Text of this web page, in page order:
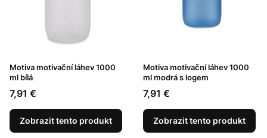
Motiva motivační láhev 1000
ml bílá
Cena
7,91 €
Zobrazit tento produkt
Motiva motivační láhev 1000
ml modrá s logem
Cena
7,91 €
Zobrazit tento produkt